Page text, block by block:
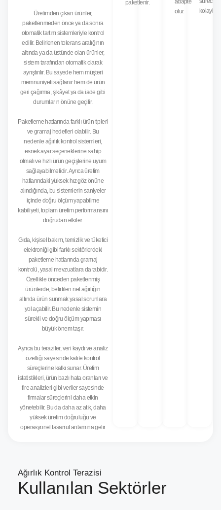
Üretimden çıkan ürünler,
paketlenmeden önce ya da sonra
otomatik tartım sistemleriyle kontrol
edilir. Belirlenen tolerans aralığının
altında ya da üstünde olan ürünler,
sistem tarafından otomatik olarak
ayrıştırılır. Bu sayede hem müşteri
memnuniyeti sağlanır hem de ürün
geri çağırma, şikâyet ya da iade gibi
durumların önüne geçilir.
Paketleme hatlarında farklı ürün tipleri
ve gramaj hedefleri olabilir. Bu
nedenle ağırlık kontrol sistemleri,
esnek ayar seçeneklerine sahip
olmalı ve hızlı ürün geçişlerine uyum
sağlayabilmelidir. Ayrıca üretim
hatlarındaki yüksek hız göz önüne
alındığında, bu sistemlerin saniyeler
içinde doğru ölçüm yapabilme
kabiliyeti, toplam üretim performansını
doğrudan etkiler.
Gıda, kişisel bakım, temizlik ve tüketici
elektroniği gibi farklı sektörlerdeki
paketleme hatlarında gramaj
kontrolü, yasal mevzuatlara da tabidir.
Özellikle önceden paketlenmiş
ürünlerde, belirtilen net ağırlığın
altında ürün sunmak yasal sorunlara
yol açabilir. Bu nedenle sistemin
sürekli ve doğru ölçüm yapması
büyük önem taşır.
Ayrıca bu teraziler, veri kaydı ve analiz
özelliği sayesinde kalite kontrol
süreçlerine katkı sunar. Üretim
istatistikleri, ürün bazlı hata oranları ve
fire analizleri gibi veriler sayesinde
firmalar süreçlerini daha etkin
yönetebilir. Bu da daha az atık, daha
yüksek üretim doğruluğu ve
operasyonel tasarruf anlamına gelir
paketlenir.
adapte
olur.
Ağırlık Kontrol Terazisi
Kullanılan Sektörler